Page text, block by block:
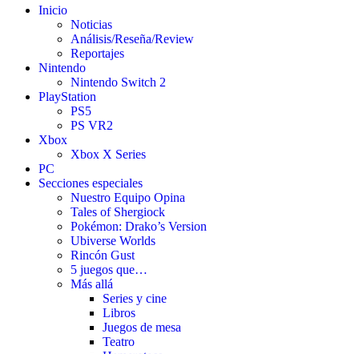
Inicio
Noticias
Análisis/Reseña/Review
Reportajes
Nintendo
Nintendo Switch 2
PlayStation
PS5
PS VR2
Xbox
Xbox X Series
PC
Secciones especiales
Nuestro Equipo Opina
Tales of Shergiock
Pokémon: Drako’s Version
Ubiverse Worlds
Rincón Gust
5 juegos que…
Más allá
Series y cine
Libros
Juegos de mesa
Teatro